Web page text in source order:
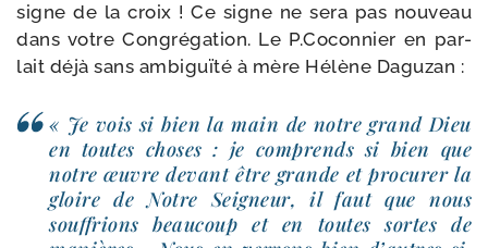
signe de la croix ! Ce signe ne sera pas nou­veau
dans votre Congrégation. Le P.Coconnier en par­
lait déjà sans ambi­guï­té à mère Hélène Daguzan :
« Je vois si bien la main de notre grand Dieu
en toutes choses : je com­prends si bien que
notre œuvre devant être grande et pro­cu­rer la
gloire de Notre Seigneur, il faut que nous
souf­frions beau­coup et en toutes sortes de